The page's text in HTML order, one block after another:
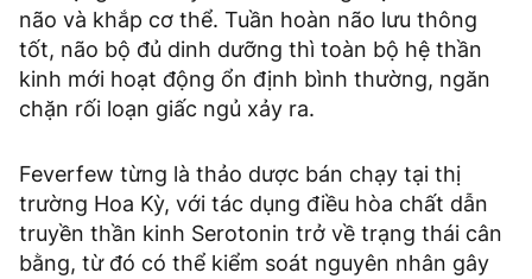
não và khắp cơ thể. Tuần hoàn não lưu thông
tốt, não bộ đủ dinh dưỡng thì toàn bộ hệ thần
kinh mới hoạt động ổn định bình thường, ngăn
chặn rối loạn giấc ngủ xảy ra.
Feverfew từng là thảo dược bán chạy tại thị
trường Hoa Kỳ, với tác dụng điều hòa chất dẫn
truyền thần kinh Serotonin trở về trạng thái cân
bằng, từ đó có thể kiểm soát nguyên nhân gây